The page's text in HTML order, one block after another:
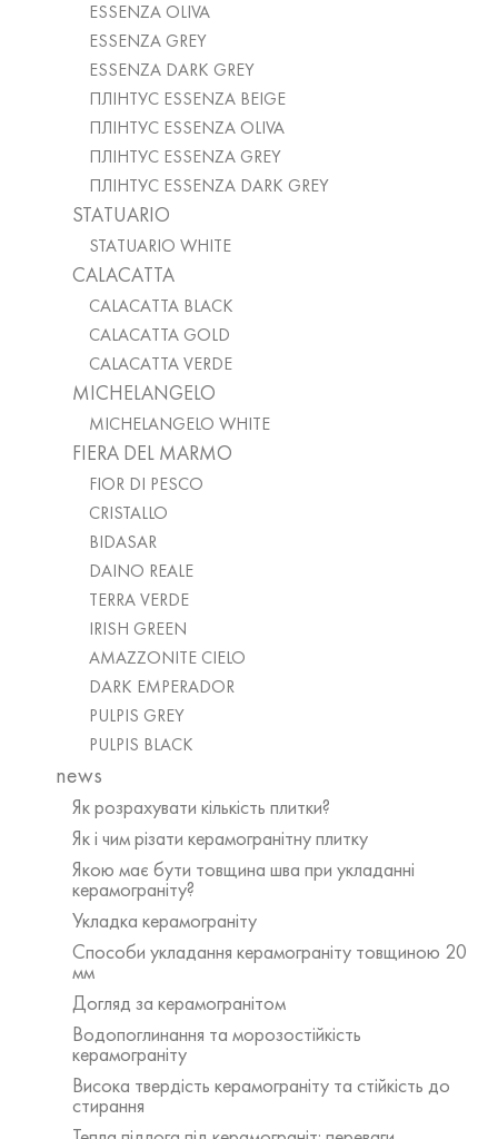
ESSENZA OLIVA
ESSENZA GREY
ESSENZA DARK GREY
ПЛІНТУС ESSENZA BEIGE
ПЛІНТУС ESSENZA OLIVA
ПЛІНТУС ESSENZA GREY
ПЛІНТУС ESSENZA DARK GREY
STATUARIO
STATUARIO WHITE
CALACATTA
CALACATTA BLACK
CALACATTA GOLD
CALACATTA VERDE
MICHELANGELO
MICHELANGELO WHITE
FIERA DEL MARMO
FIOR DI PESCO
СRISTALLO
BIDASAR
DAINO REALE
TERRA VERDE
IRISH GREEN
AMAZZONITE CIELO
DARK EMPERADOR
PULPIS GREY
PULPIS BLACK
news
Як розрахувати кількість плитки?
Як і чим різати керамогранітну плитку
Якою має бути товщина шва при укладанні
керамограніту?
Укладка керамограніту
​Способи укладання керамограніту товщиною 20
мм
Догляд за керамогранітом
Водопоглинання та морозостійкість
керамограніту
Висока твердість керамограніту та стійкість до
стирання